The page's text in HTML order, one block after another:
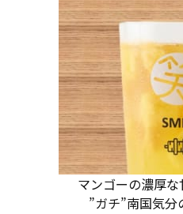
マンゴーの濃厚な
”ガチ”南国気分